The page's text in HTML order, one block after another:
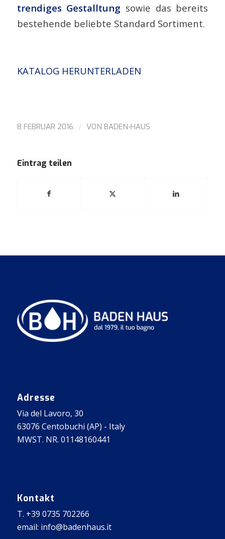
trendiges Gestalltung sowie das bereits
bestehende beliebte Standard Sortiment.
KATALOG HERUNTERLADEN
8 FEBRUAR 2016 / VON BADEN-HAUS
Eintrag teilen
Adresse
Via del Lavoro, 30
63076 Centobuchi (AP) - Italy
MWST. NR. 01148160441
Kontakt
T. +39 0735 702266
email: info@badenhaus.it